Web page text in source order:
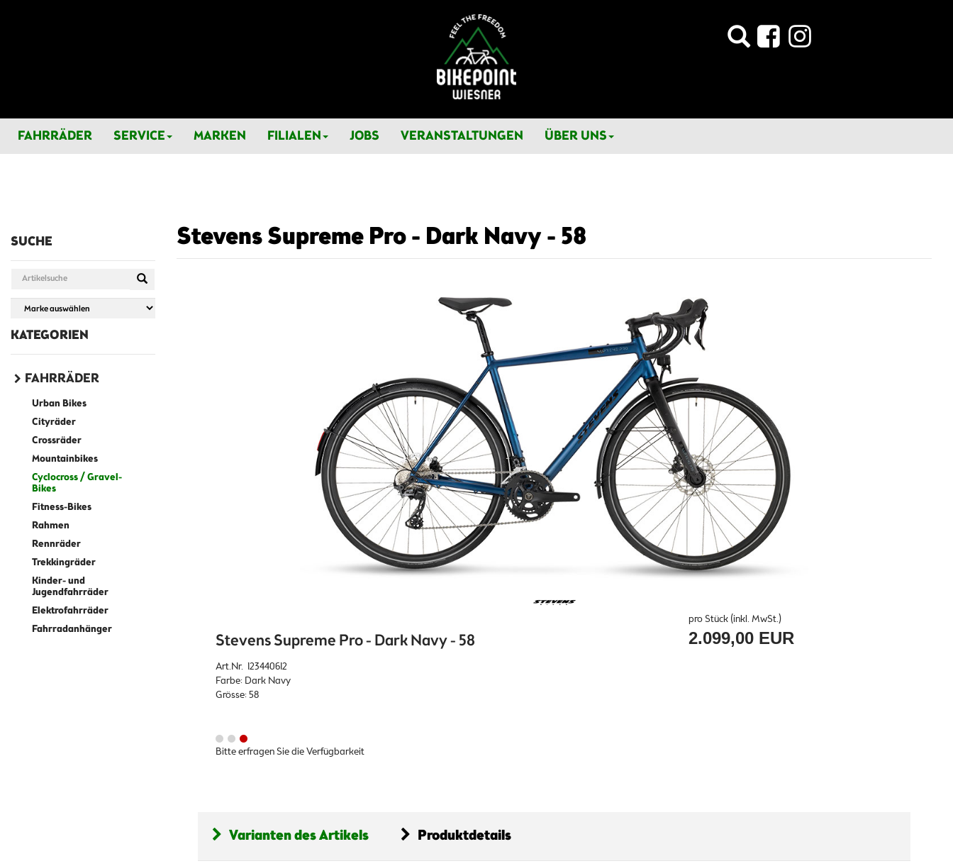
FAHRRÄDER SERVICE MARKEN FILIALEN JOBS VERANSTALTUNGEN ÜBER UNS
SUCHE
KATEGORIEN
FAHRRÄDER
Urban Bikes
Cityräder
Crossräder
Mountainbikes
Cyclocross / Gravel-
Bikes
Fitness-Bikes
Rahmen
Rennräder
Trekkingräder
Kinder- und
Jugendfahrräder
Elektrofahrräder
Fahrradanhänger
Stevens Supreme Pro - Dark Navy - 58
Stevens Supreme Pro - Dark Navy - 58
Art.Nr. 123440612
Farbe: Dark Navy
Grösse: 58
Bitte erfragen Sie die Verfügbarkeit
pro Stück (inkl. MwSt.)
2.099,00 EUR
Varianten des Artikels Produktdetails